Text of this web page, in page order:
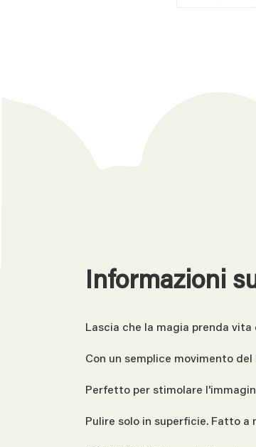
Informazioni
Lascia che la magia prenda
Con un semplice movimento
Perfetto per stimolare
Pulire solo in superficie. Fatto a